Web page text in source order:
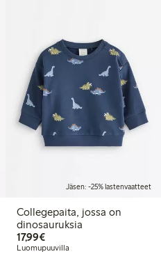
Jäsen: -25% lastenvaatteet
Collegepaita, jossa on
dinosauruksia
17,99€17,99 €
Luomupuuvilla